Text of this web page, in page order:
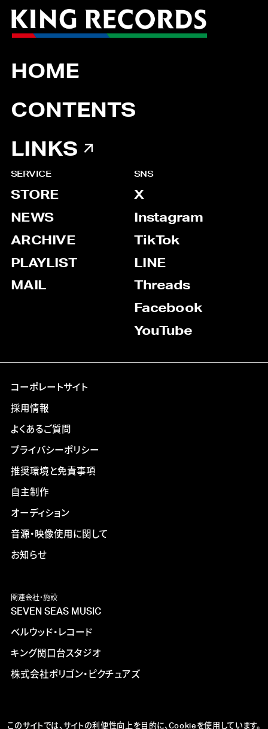
HOME
CONTENTS
LINKS
SERVICE
STORE
NEWS
ARCHIVE
PLAYLIST
MAIL
SNS
X
Instagram
TikTok
LINE
Threads
Facebook
YouTube
コーポレートサイト
採用情報
よくあるご質問
プライバシーポリシー
推奨環境と免責事項
自主制作
オーディション
音源・映像使用に関して
お知らせ
関連会社・施設
SEVEN SEAS MUSIC
ベルウッド・レコード
キング関口台スタジオ
株式会社ポリゴン・ピクチュアズ
このサイトでは、サイトの利便性向上を目的に、Cookieを使用しています。